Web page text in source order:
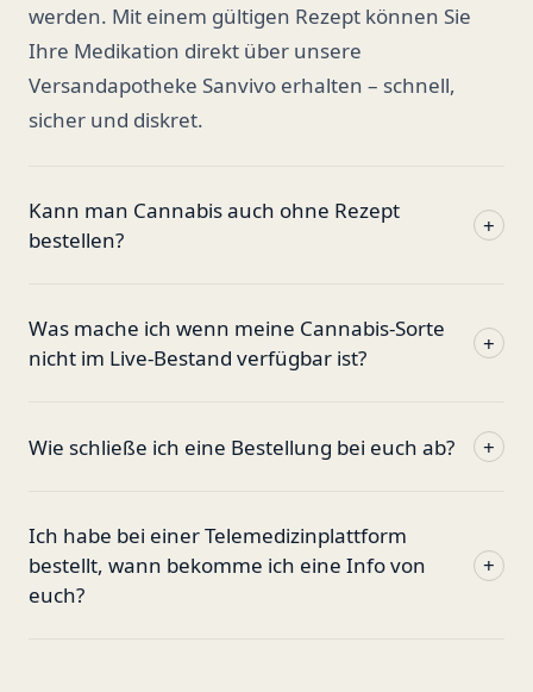
werden. Mit einem gültigen Rezept können Sie
Ihre Medikation direkt über unsere
Versandapotheke Sanvivo erhalten – schnell,
sicher und diskret.
Kann man Cannabis auch ohne Rezept
bestellen?
+
Was mache ich wenn meine Cannabis-Sorte
nicht im Live-Bestand verfügbar ist?
+
Wie schließe ich eine Bestellung bei euch ab? +
Ich habe bei einer Telemedizinplattform
bestellt, wann bekomme ich eine Info von
euch?
+